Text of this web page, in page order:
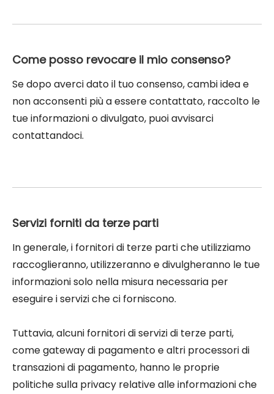
Come posso revocare il mio consenso?
Se dopo averci dato il tuo consenso, cambi idea e
non acconsenti più a essere contattato, raccolto le
tue informazioni o divulgato, puoi avvisarci
contattandoci.
Servizi forniti da terze parti
In generale, i fornitori di terze parti che utilizziamo
raccoglieranno, utilizzeranno e divulgheranno le tue
informazioni solo nella misura necessaria per
eseguire i servizi che ci forniscono.
Tuttavia, alcuni fornitori di servizi di terze parti,
come gateway di pagamento e altri processori di
transazioni di pagamento, hanno le proprie
politiche sulla privacy relative alle informazioni che